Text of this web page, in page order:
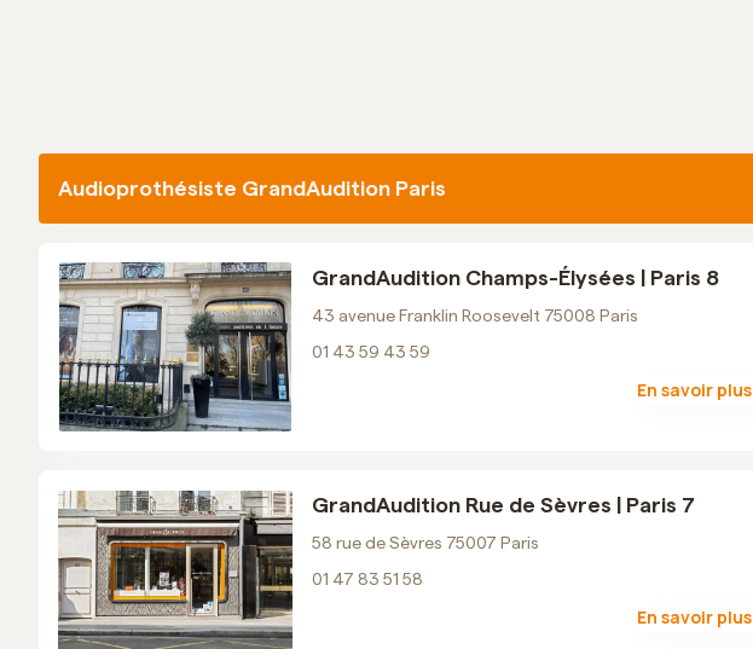
Marne
01 41 95 23 74
Email
Voir les horaires
Prendre RDV
GrandAudition Place de la
Nation
01 43 44 65 94
Email
Audioprothésiste GrandAudition Paris
GrandAudition Champs-Élysées | Paris 8
43 avenue Franklin Roosevelt 75008 Paris
01 43 59 43 59
En savoir plus
GrandAudition Rue de Sèvres | Paris 7
58 rue de Sèvres 75007 Paris
01 47 83 51 58
En savoir plus